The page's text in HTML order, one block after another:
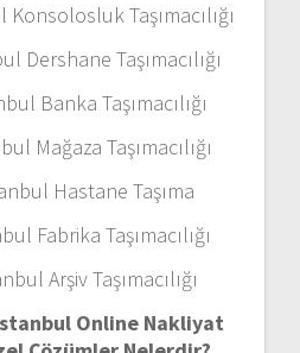
Taşımacılığı
Dershane Taşımacılığı
Banka Taşımacılığı
Mağaza Taşımacılığı
Hastane Taşıma
Fabrika Taşımacılığı
Arşiv Taşımacılığı
Online Nakliyat